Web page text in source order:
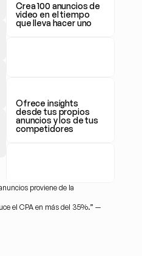
Crea 100 anuncios de
video en el tiempo
que lleva hacer uno
Ofrece insights
desde tus propios
anuncios y los de tus
competidores
proviene de la
el CPA en más del 35%.” —